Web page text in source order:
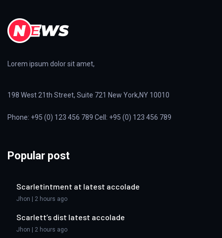
Lorem ipsum dolor sit amet,
198 West 21th Street, Suite 721 New York,NY 10010
Phone: +95 (0) 123 456 789 Cell: +95 (0) 123 456 789
Popular post
Scarletintment at latest accolade
Jhon | 2 hours ago
Scarlett’s dist latest accolade
Jhon | 2 hours ago